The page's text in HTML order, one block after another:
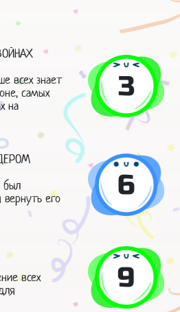
всех знает
самых
на
3
был
его
6
всех
9